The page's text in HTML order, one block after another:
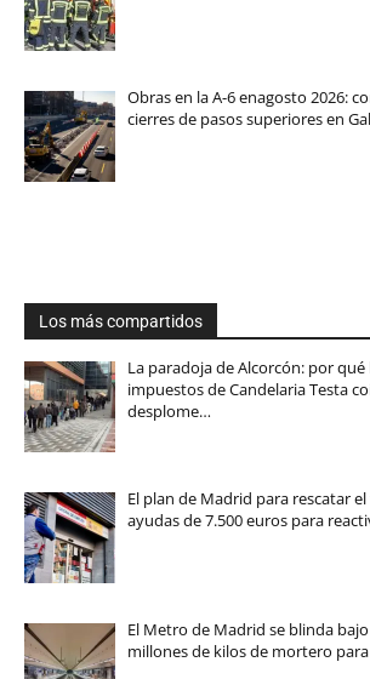
Obras en la A-6 enagosto 2026:
cierres de pasos superiores en
Los más compartidos
La paradoja de Alcorcón: por qué
impuestos de Candelaria Testa
desplome…
El plan de Madrid para rescatar
ayudas de 7.500 euros para
El Metro de Madrid se blinda
millones de kilos de mortero